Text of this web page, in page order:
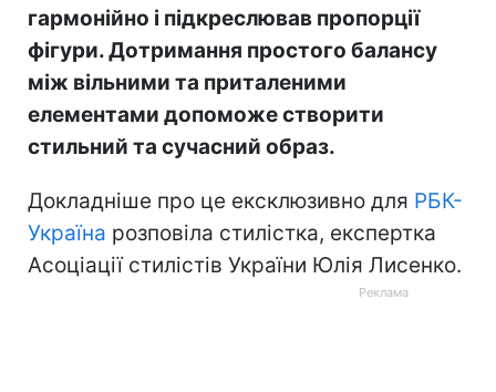
гармонійно і підкреслював пропорції
фігури. Дотримання простого балансу
між вільними та приталеними
елементами допоможе створити
стильний та сучасний образ.
Докладніше про це ексклюзивно для РБК-
Україна розповіла стилістка, експертка
Асоціації стилістів України Юлія Лисенко.